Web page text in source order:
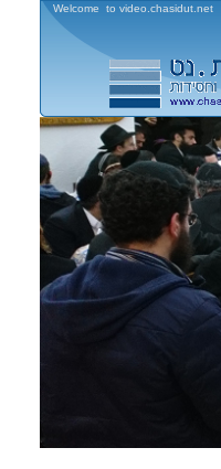
Welcome to video.chasidut.net